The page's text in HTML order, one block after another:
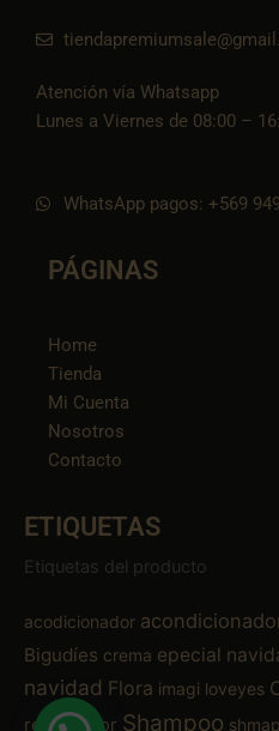
Atención vía Whatsapp
Lunes a Viernes de 08:00 –
WhatsApp pagos: +569
PÁGINAS
Home
Tienda
Mi Cuenta
Nosotros
Contacto
ETIQUETAS
Etiquetas del producto
acodicionador
Bigudíes crema epecial
navidad Flora imagi loveyes
removedor Shampoo